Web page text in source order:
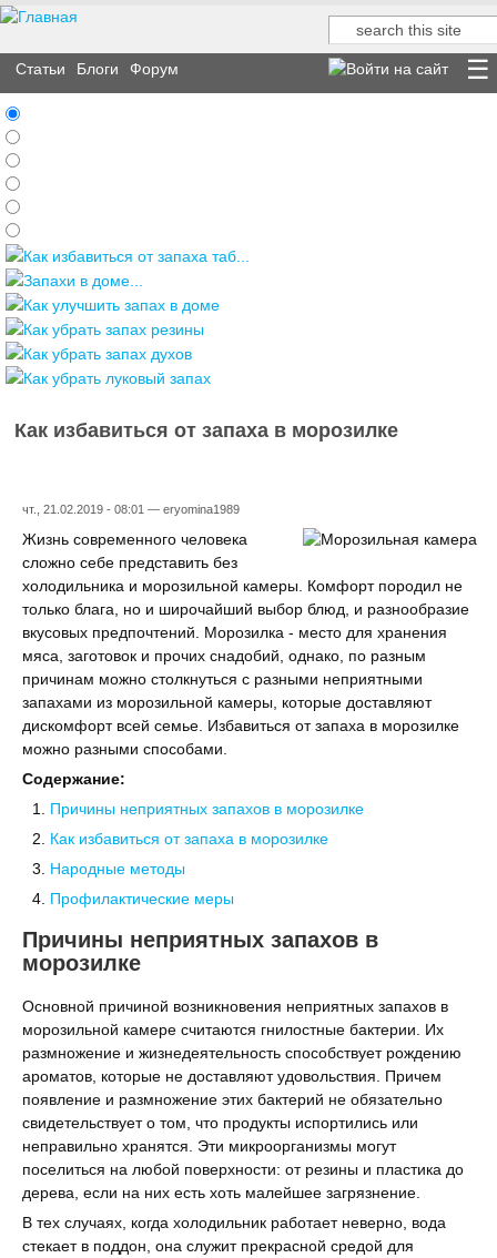
Форма поиска
Поиск
Статьи Блоги Форум
Как избавиться от запаха таб...
Запахи в доме...
Как улучшить запах в доме
Как убрать запах резины
Как убрать запах духов
Как убрать луковый запах
Как избавиться от запаха в морозилке
чт., 21.02.2019 - 08:01 — eryomina1989
Жизнь современного человека
сложно себе представить без
холодильника и морозильной камеры. Комфорт породил не
только блага, но и широчайший выбор блюд, и разнообразие
вкусовых предпочтений. Морозилка - место для хранения
мяса, заготовок и прочих снадобий, однако, по разным
причинам можно столкнуться с разными неприятными
запахами из морозильной камеры, которые доставляют
дискомфорт всей семье. Избавиться от запаха в морозилке
можно разными способами.
Содержание:
Причины неприятных запахов в морозилке
Как избавиться от запаха в морозилке
Народные методы
Профилактические меры
Причины неприятных запахов в
морозилке
Основной причиной возникновения неприятных запахов в
морозильной камере считаются гнилостные бактерии. Их
размножение и жизнедеятельность способствует рождению
ароматов, которые не доставляют удовольствия. Причем
появление и размножение этих бактерий не обязательно
свидетельствует о том, что продукты испортились или
неправильно хранятся. Эти микроорганизмы могут
поселиться на любой поверхности: от резины и пластика до
дерева, если на них есть хоть малейшее загрязнение.
В тех случаях, когда холодильник работает неверно, вода
стекает в поддон, она служит прекрасной средой для